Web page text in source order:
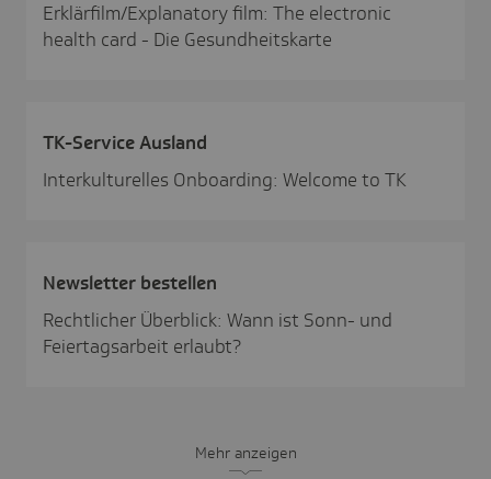
Erklärfilm/Explanatory film: The electronic
health card - Die Gesundheitskarte
TK-Service Ausland
Interkulturelles Onboarding: Welcome to TK
News­letter bestellen
Rechtlicher Überblick: Wann ist Sonn- und
Feiertagsarbeit erlaubt?
Mehr anzeigen